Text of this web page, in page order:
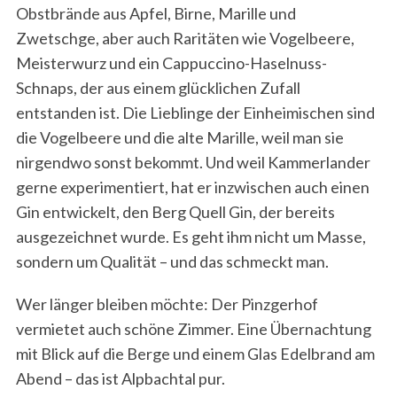
Obstbrände aus Apfel, Birne, Marille und
Zwetschge, aber auch Raritäten wie Vogelbeere,
Meisterwurz und ein Cappuccino-Haselnuss-
Schnaps, der aus einem glücklichen Zufall
entstanden ist. Die Lieblinge der Einheimischen sind
die Vogelbeere und die alte Marille, weil man sie
nirgendwo sonst bekommt. Und weil Kammerlander
gerne experimentiert, hat er inzwischen auch einen
Gin entwickelt, den Berg Quell Gin, der bereits
ausgezeichnet wurde. Es geht ihm nicht um Masse,
sondern um Qualität – und das schmeckt man.
Wer länger bleiben möchte: Der Pinzgerhof
vermietet auch schöne Zimmer. Eine Übernachtung
mit Blick auf die Berge und einem Glas Edelbrand am
Abend – das ist Alpbachtal pur.